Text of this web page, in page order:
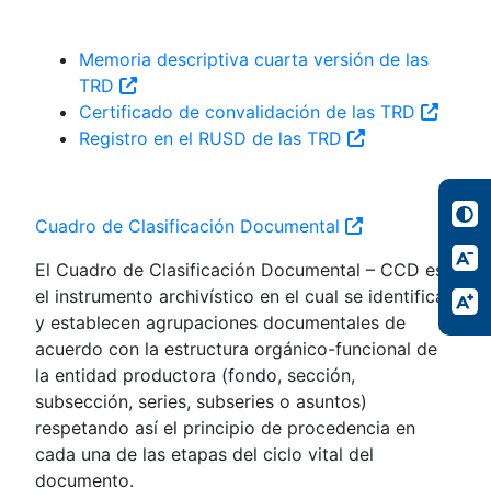
Memoria descriptiva cuarta versión de las
TRD
Certificado de convalidación de las TRD
Registro en el RUSD de las TRD
Cuadro de Clasificación Documental
El Cuadro de Clasificación Documental – CCD es
el instrumento archivístico en el cual se identifican
y establecen agrupaciones documentales de
acuerdo con la estructura orgánico-funcional de
la entidad productora (fondo, sección,
subsección, series, subseries o asuntos)
respetando así el principio de procedencia en
cada una de las etapas del ciclo vital del
documento.